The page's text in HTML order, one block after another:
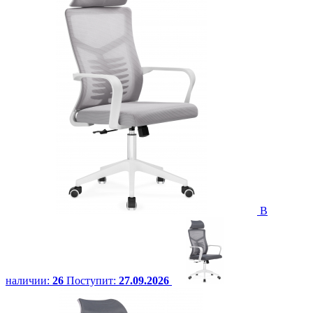
В
наличии: 26 Поступит: 27.09.2026